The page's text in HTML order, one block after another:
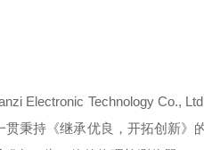
Electronic Technology Co.,
秉持《继承优良，开拓创新》